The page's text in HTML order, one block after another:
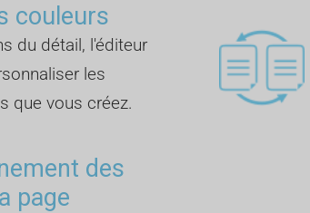
couleurs
du détail, l'éditeur
les
que vous créez.
des
page